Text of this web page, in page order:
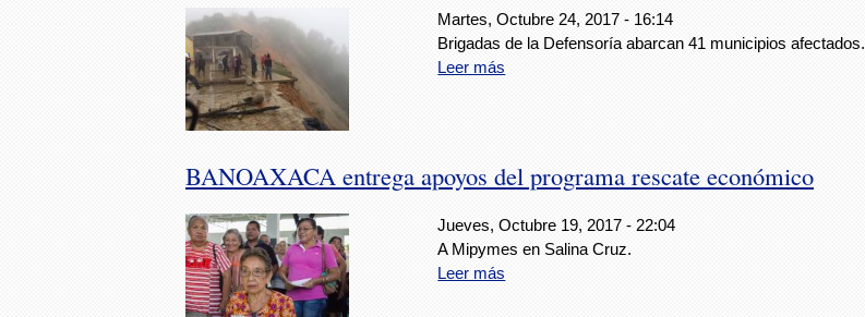
Martes, Octubre 24, 2017 - 16:14
Brigadas de la Defensoría abarcan 41 municipios afectados.
Leer más
BANOAXACA entrega apoyos del programa rescate económico
Jueves, Octubre 19, 2017 - 22:04
A Mipymes en Salina Cruz.
Leer más